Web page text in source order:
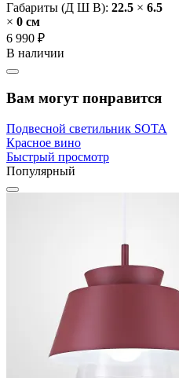
Габариты (Д Ш В): 22.5 × 6.5
× 0 cм
6 990 ₽
В наличии
Вам могут понравится
Подвесной светильник SOTA
Красное вино
Быстрый просмотр
Популярный